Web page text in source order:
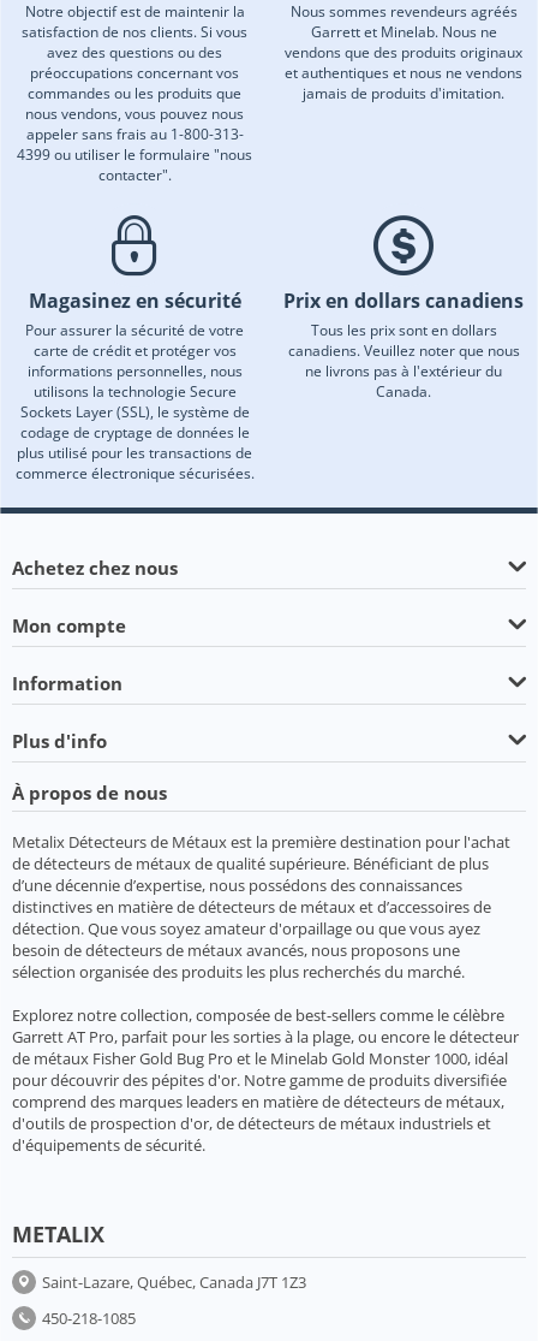
Notre objectif est de maintenir la
satisfaction de nos clients. Si vous
avez des questions ou des
préoccupations concernant vos
commandes ou les produits que
nous vendons, vous pouvez nous
appeler sans frais au 1-800-313-
4399 ou utiliser le formulaire "nous
contacter".
Nous sommes revendeurs agréés
Garrett et Minelab. Nous ne
vendons que des produits originaux
et authentiques et nous ne vendons
jamais de produits d'imitation.
Magasinez en sécurité
Pour assurer la sécurité de votre
carte de crédit et protéger vos
informations personnelles, nous
utilisons la technologie Secure
Sockets Layer (SSL), le système de
codage de cryptage de données le
plus utilisé pour les transactions de
commerce électronique sécurisées.
Prix en dollars canadiens
Tous les prix sont en dollars
canadiens. Veuillez noter que nous
ne livrons pas à l'extérieur du
Canada.
Achetez chez nous
Mon compte
Information
Plus d'info
À propos de nous
Metalix Détecteurs de Métaux est la première destination pour l'achat
de détecteurs de métaux de qualité supérieure. Bénéficiant de plus
d’une décennie d’expertise, nous possédons des connaissances
distinctives en matière de détecteurs de métaux et d’accessoires de
détection. Que vous soyez amateur d'orpaillage ou que vous ayez
besoin de détecteurs de métaux avancés, nous proposons une
sélection organisée des produits les plus recherchés du marché.
Explorez notre collection, composée de best-sellers comme le célèbre
Garrett AT Pro, parfait pour les sorties à la plage, ou encore le détecteur
de métaux Fisher Gold Bug Pro et le Minelab Gold Monster 1000, idéal
pour découvrir des pépites d'or. Notre gamme de produits diversifiée
comprend des marques leaders en matière de détecteurs de métaux,
d'outils de prospection d'or, de détecteurs de métaux industriels et
d'équipements de sécurité.
METALIX
Saint-Lazare, Québec, Canada J7T 1Z3
450-218-1085